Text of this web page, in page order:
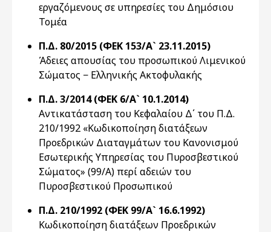
εργαζόμενους σε υπηρεσίες του Δημόσιου
Τομέα
Π.Δ. 80/2015 (ΦΕΚ 153/Α` 23.11.2015)
Άδειες απουσίας του προσωπικού Λιμενικού
Σώματος − Ελληνικής Ακτοφυλακής
Π.Δ. 3/2014 (ΦΕΚ 6/Α` 10.1.2014)
Αντικατάσταση του Κεφαλαίου Δ΄ του Π.Δ.
210/1992 «Κωδικοποίηση διατάξεων
Προεδρικών Διαταγμάτων του Κανονισμού
Εσωτερικής Υπηρεσίας του Πυροσβεστικού
Σώματος» (99/Α) περί αδειών του
Πυροσβεστικού Προσωπικού
Π.Δ. 210/1992 (ΦΕΚ 99/Α` 16.6.1992)
Κωδικοποίηση διατάξεων Προεδρικών